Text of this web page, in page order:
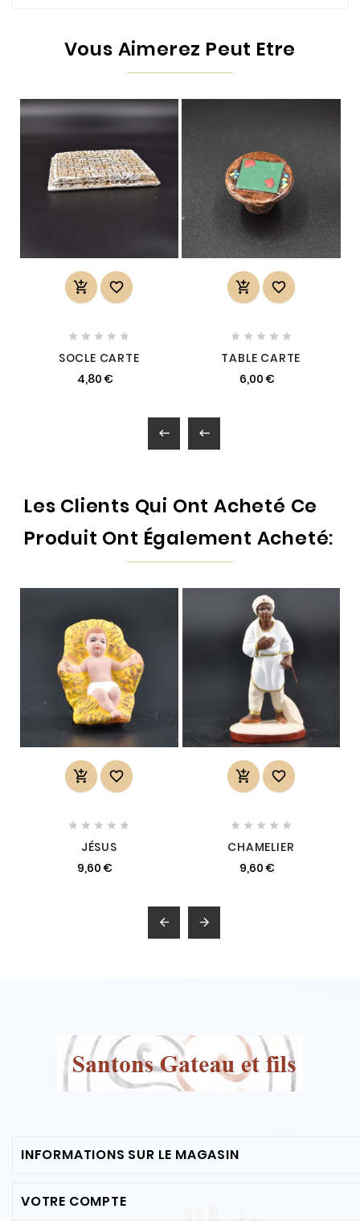
Vous Aimerez Peut Etre
 
    
SOCLE CARTE
4,80 €
 
    
TABLE CARTE
6,00 €
 
Les Clients Qui Ont Acheté Ce
Produit Ont Également Acheté:
 
    
JÉSUS
9,60 €
 
    
CHAMELIER
9,60 €
 
INFORMATIONS SUR LE MAGASIN
VOTRE COMPTE